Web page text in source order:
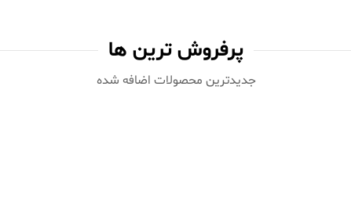
پرفروش ترین ها
جدیدترین محصولات اضافه شده‌